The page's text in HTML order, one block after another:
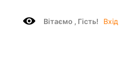
Вітаємo , Гість! Вхід